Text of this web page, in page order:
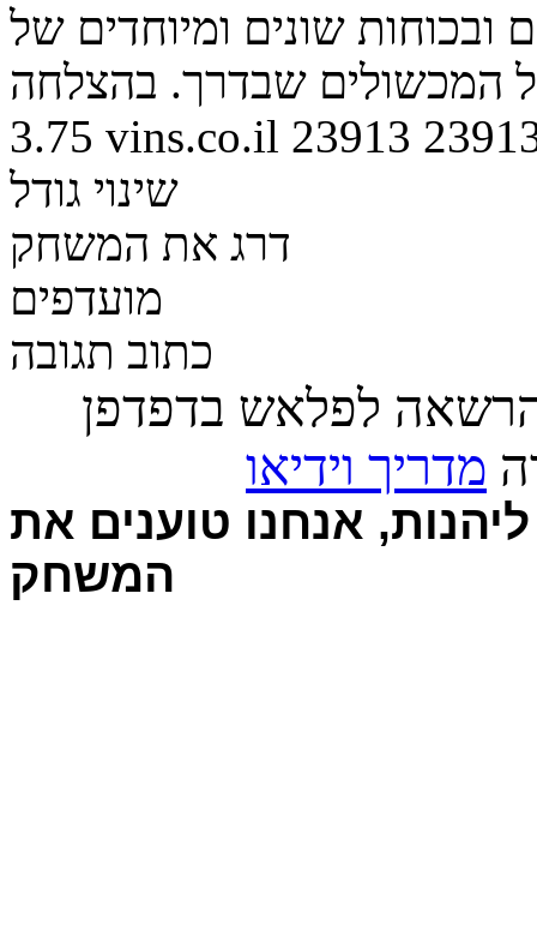
שונים ומיוחדים של
המכשולים שבדרך. בהצלחה
3.75 vins.co.il 23913
שינוי גודל
דרג את המשחק
מועדפים
כתוב תגובה
לפלאש בדפדפן
מדריך וידיאו
אנחנו טוענים את
המשחק